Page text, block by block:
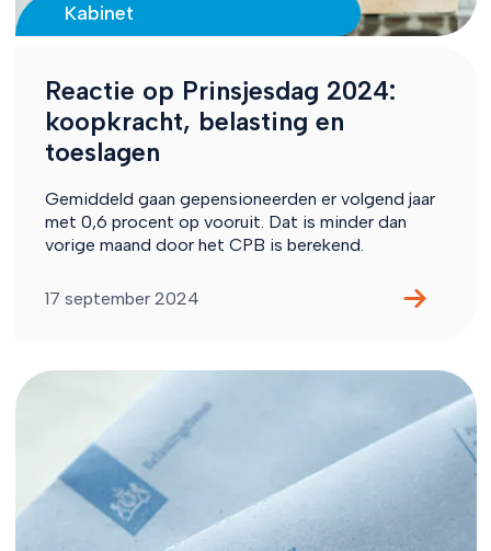
Kabinet
Reactie op Prinsjesdag 2024:
koopkracht, belasting en
toeslagen
Gemiddeld gaan gepensioneerden er volgend jaar
met 0,6 procent op vooruit. Dat is minder dan
vorige maand door het CPB is berekend.
17 september 2024